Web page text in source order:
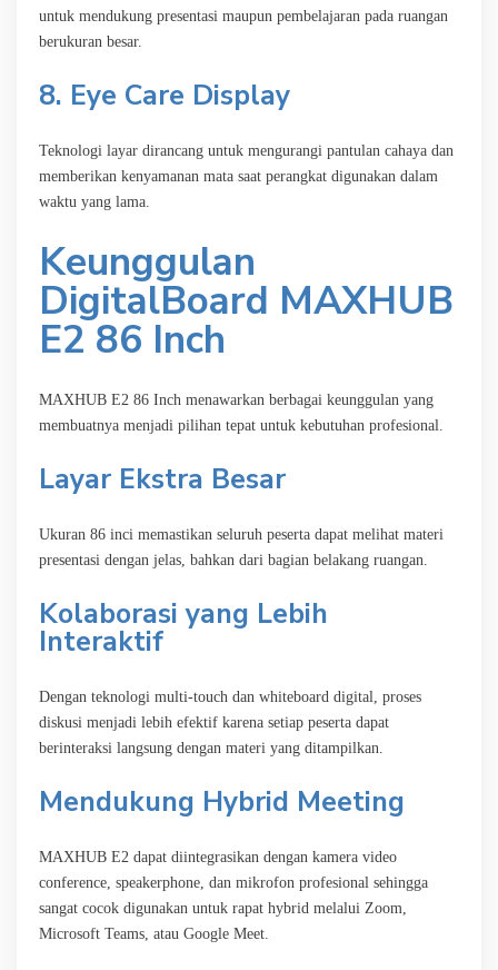
untuk mendukung presentasi maupun pembelajaran pada ruangan
berukuran besar.
8. Eye Care Display
Teknologi layar dirancang untuk mengurangi pantulan cahaya dan
memberikan kenyamanan mata saat perangkat digunakan dalam
waktu yang lama.
Keunggulan
DigitalBoard MAXHUB
E2 86 Inch
MAXHUB E2 86 Inch menawarkan berbagai keunggulan yang
membuatnya menjadi pilihan tepat untuk kebutuhan profesional.
Layar Ekstra Besar
Ukuran 86 inci memastikan seluruh peserta dapat melihat materi
presentasi dengan jelas, bahkan dari bagian belakang ruangan.
Kolaborasi yang Lebih
Interaktif
Dengan teknologi multi-touch dan whiteboard digital, proses
diskusi menjadi lebih efektif karena setiap peserta dapat
berinteraksi langsung dengan materi yang ditampilkan.
Mendukung Hybrid Meeting
MAXHUB E2 dapat diintegrasikan dengan kamera video
conference, speakerphone, dan mikrofon profesional sehingga
sangat cocok digunakan untuk rapat hybrid melalui Zoom,
Microsoft Teams, atau Google Meet.